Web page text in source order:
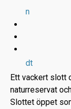
n
dt
Ett vackert slott
naturreservat
Slottet öppet